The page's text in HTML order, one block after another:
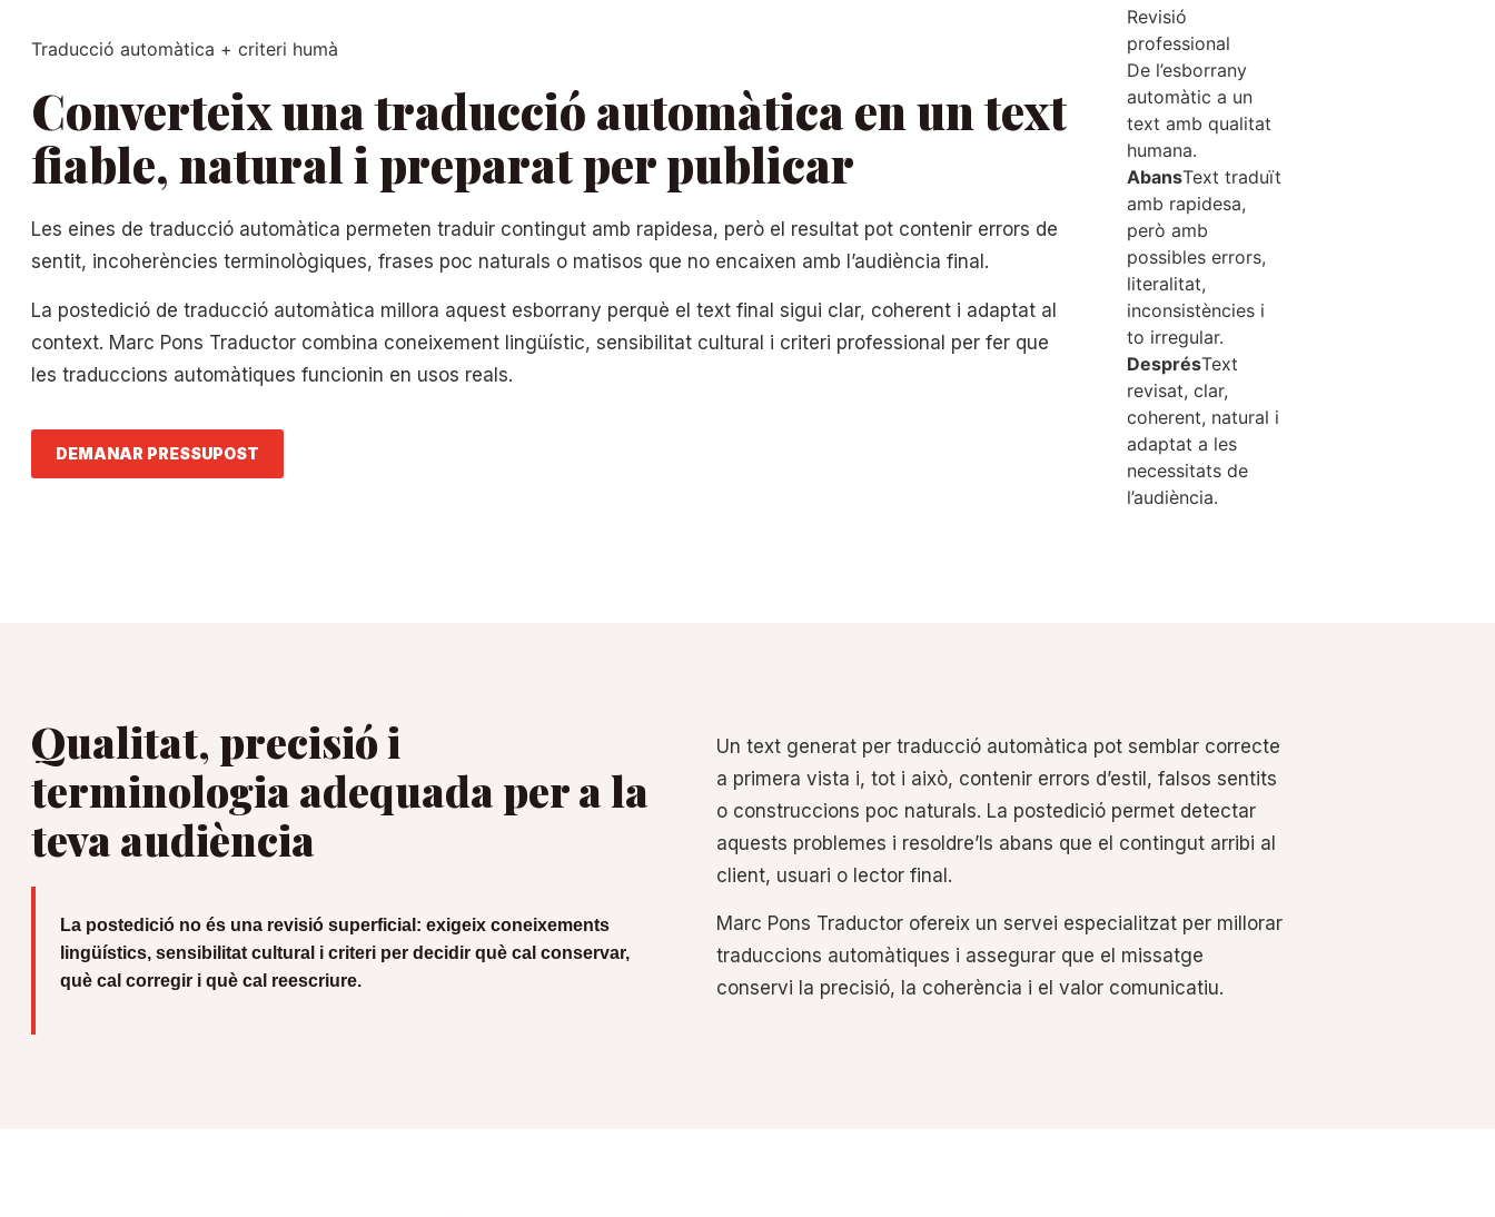
Traducció automàtica + criteri humà
Converteix una traducció automàtica en un text
fiable, natural i preparat per publicar
Les eines de traducció automàtica permeten traduir contingut amb rapidesa, però el resultat pot contenir errors de
sentit, incoherències terminològiques, frases poc naturals o matisos que no encaixen amb l’audiència final.
La postedició de traducció automàtica millora aquest esborrany perquè el text final sigui clar, coherent i adaptat al
context. Marc Pons Traductor combina coneixement lingüístic, sensibilitat cultural i criteri professional per fer que
les traduccions automàtiques funcionin en usos reals.
DEMANAR PRESSUPOST
Revisió
professional
De l’esborrany
automàtic a un
text amb qualitat
humana.
AbansText traduït
amb rapidesa,
però amb
possibles errors,
literalitat,
inconsistències i
to irregular.
DesprésText
revisat, clar,
coherent, natural i
adaptat a les
necessitats de
l’audiència.
Qualitat, precisió i
terminologia adequada per a la
teva audiència
La postedició no és una revisió superficial: exigeix coneixements
lingüístics, sensibilitat cultural i criteri per decidir què cal conservar,
què cal corregir i què cal reescriure.
Un text generat per traducció automàtica pot semblar correcte
a primera vista i, tot i això, contenir errors d’estil, falsos sentits
o construccions poc naturals. La postedició permet detectar
aquests problemes i resoldre’ls abans que el contingut arribi al
client, usuari o lector final.
Marc Pons Traductor ofereix un servei especialitzat per millorar
traduccions automàtiques i assegurar que el missatge
conservi la precisió, la coherència i el valor comunicatiu.